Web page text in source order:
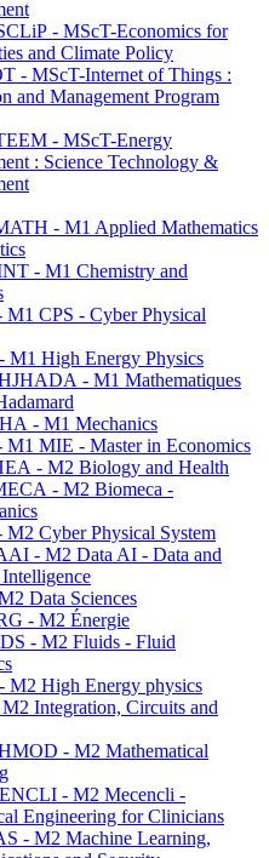
- MScT-Economics for
and Climate Policy
- MScT-Internet of Things :
and Management Program
- MScT-Energy
: Science Technology &
- M1 Applied Mathematics
- M1 Chemistry and
M1 CPS - Cyber Physical
M1 High Energy Physics
- M1 Mathematiques
- M1 Mechanics
MIE - Master in Economics
- M2 Biology and Health
- M2 Biomeca -
M2 Cyber Physical System
- M2 Data AI - Data and
Data Sciences
- M2 Énergie
- M2 Fluids - Fluid
M2 High Energy physics
Integration, Circuits and
- M2 Mathematical
- M2 Mecencli -
Engineering for Clinicians
- M2 Machine Learning,